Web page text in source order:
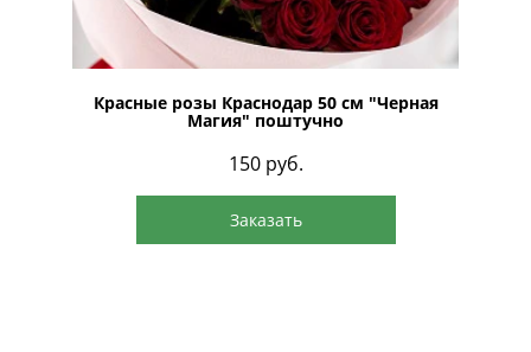
Красные розы Краснодар 50 см "Черная
Магия" поштучно
150 руб.
Заказать